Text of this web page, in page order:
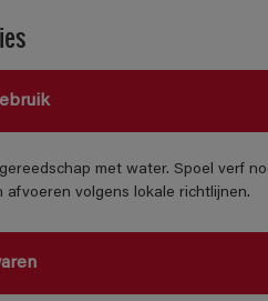
met water. Spoel verf
afvoeren volgens lokale richtlijnen.